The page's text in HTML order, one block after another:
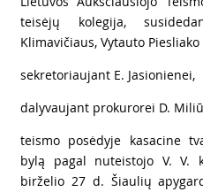
teisėjų kolegija,
Klimavičiaus, Vytauto
sekretoriaujant E. Jasionienei,
dalyvaujant prokurorei D.
teismo posėdyje kasacine
bylą pagal nuteistojo V. V.
birželio 27 d. Šiaulių